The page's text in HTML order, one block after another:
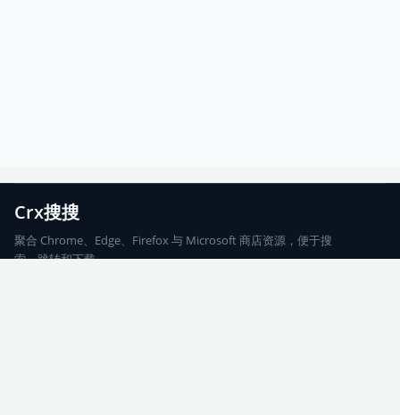
Crx搜搜
聚合 Chrome、Edge、Firefox 与 Microsoft 商店资源，便于搜
索、跳转和下载。